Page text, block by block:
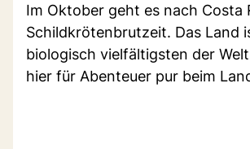
Im Oktober geht es nach Costa
Schildkrötenbrutzeit. Das Land
biologisch vielfältigsten der
hier für Abenteuer pur beim